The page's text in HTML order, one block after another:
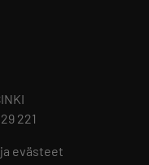
221
evästeet